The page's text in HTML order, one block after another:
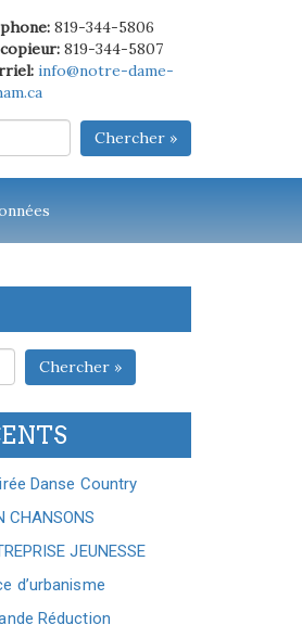
819-344-5806
819-344-5807
info@notre-dame-
Chercher »
Chercher »
Danse Country
CHANSONS
JEUNESSE
d’urbanisme
Réduction